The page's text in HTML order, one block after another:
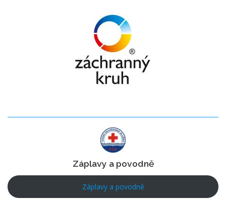
Záplavy a povodně
Záplavy a povodně